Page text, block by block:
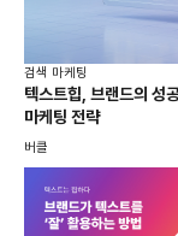
검색 마케팅
텍스트힙, 브랜드의 성
마케팅 전략
버클